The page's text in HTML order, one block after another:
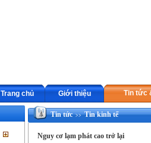
Trang chủ Giới thiệu Tin tức
Tin tức>>Tin kinh tế
Nguy cơ lạm phát cao trở lại